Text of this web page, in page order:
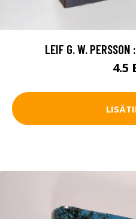
LEIF G. W. PERSSON
4.5